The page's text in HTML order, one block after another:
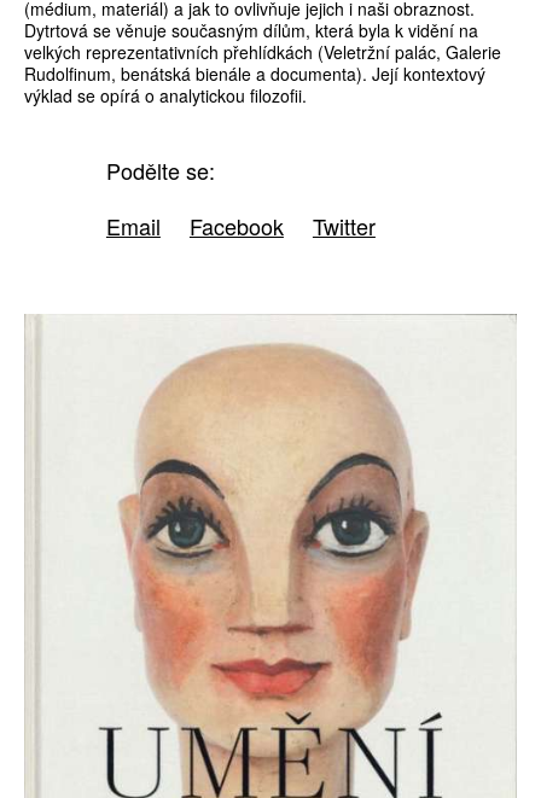
(médium, materiál) a jak to ovlivňuje jejich i naši obraznost.
Dytrtová se věnuje současným dílům, která byla k vidění na
velkých reprezentativních přehlídkách (Veletržní palác, Galerie
Rudolfinum, benátská bienále a documenta). Její kontextový
výklad se opírá o analytickou filozofii.
Podělte se:
Email
Facebook Twitter